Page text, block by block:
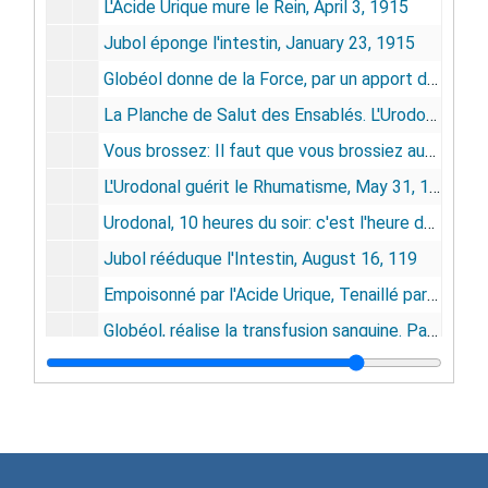
L'Acide Urique mure le Rein, April 3, 1915
Jubol éponge l'intestin, January 23, 1915
Globéol donne de la Force, par un apport de globules rouges. Un homme globéolisé en vaut deux, June 5, 1915
La Planche de Salut des Ensablés. L'Urodonal élimine l'acide urique. L'Acide urique, c'est l'autre danger, Jul 24, 1915
Vous brossez: Il faut que vous brossiez aussi vos reins avec Urodonal, ne les laissez pas s'encrasser, May 3, 1919
L'Urodonal guérit le Rhumatisme, May 31, 1919
Urodonal, 10 heures du soir: c'est l'heure du rein, August 9, 1919
Jubol rééduque l'Intestin, August 16, 119
Empoisonné par l'Acide Urique, Tenaillé par la souffrance, il ne peut être sauvé qur par l'Urodonal, car l'Urodonal dissout l'acide urique, October 18, 1916
Globéol, réalise la transfusion sanguine. Pagéol, énergique urinaire. Gyraldose, pour les soins intimes de la femme, October 25, 1919
Urodonal dans les Tranchées, January 1, 1916